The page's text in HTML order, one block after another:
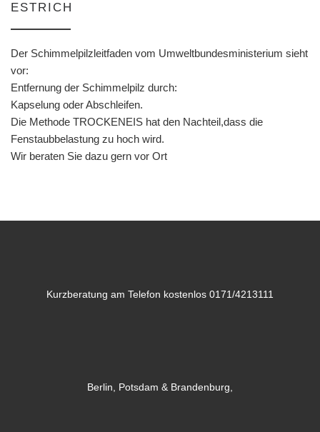
ESTRICH
Der Schimmelpilzleitfaden vom Umweltbundesministerium sieht
vor:
Entfernung der Schimmelpilz durch:
Kapselung oder Abschleifen.
Die Methode TROCKENEIS hat den Nachteil,dass die
Fenstaubbelastung zu hoch wird.
Wir beraten Sie dazu gern vor Ort
Kurzberatung am Telefon kostenlos 0171/4213111
Berlin, Potsdam & Brandenburg,